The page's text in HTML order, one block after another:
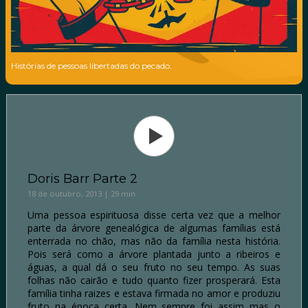
Histórias de pessoas libertadas do pecado.
Doris Barr Parte 2
18 de outubro, 2013 | 29 min
Uma pessoa espirituosa disse certa vez que a melhor
parte da árvore genealógica de algumas famílias está
enterrada no chão, mas não da família nesta história.
Pois será como a árvore plantada junto a ribeiros e
águas, a qual dá o seu fruto no seu tempo. As suas
folhas não cairão e tudo quanto fizer prosperará. Esta
família tinha raizes e estava firmada no amor e produziu